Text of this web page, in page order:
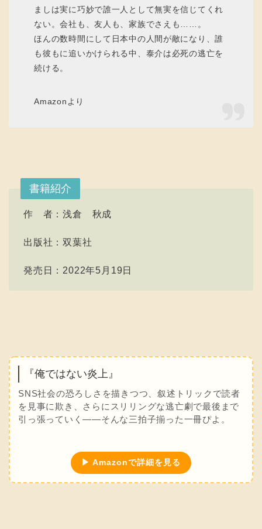
ましは実に巧妙で誰一人として無実を信じてくれ
ない。会社も、友人も、家族でさえも……。
ほんの数時間にして日本中の人間が敵になり、誰
も彼もに追いかけられる中、泰介は必死の逃亡を
続ける。
Amazonより
書籍紹介
作 者：浅倉 秋成
出版社：双葉社
発売日：2022年5月19日
『俺ではない炎上』
SNS社会の恐ろしさを描きつつ、叙述トリックで読者
を見事に欺き、さらにスリリングな逃亡劇で最後まで
引っ張っていく――そんな三拍子揃った一冊ぴよ。
▶ Amazonで詳細を見る